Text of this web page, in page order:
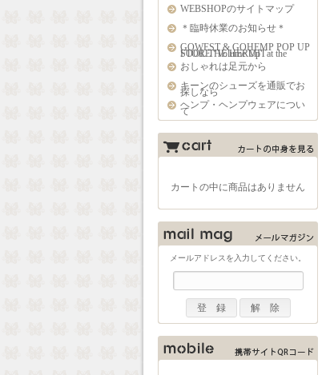
WEBSHOPのサイトマップ
＊臨時休業のお知らせ＊
GOWEST & GOHEMP POP UP
STORE "Volume Up" at the FOOL THE HERMIT
おしゃれは足元から
キーンのシューズを通販でお
探しなら
ヘンプ・ヘンプウェアについ
て
カートの中に商品はありません
メールアドレスを入力してください。